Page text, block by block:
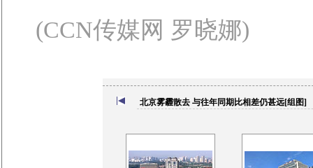
(CCN传媒网 罗晓娜)
北京雾霾散去 与往年同期比相差仍甚远[组图]